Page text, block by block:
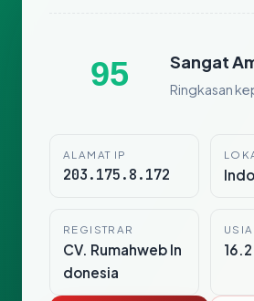
95 Sangat
Ringkasan
ALAMAT IP
203.175.8.172
REGISTRAR
CV. Rumahweb In
donesia